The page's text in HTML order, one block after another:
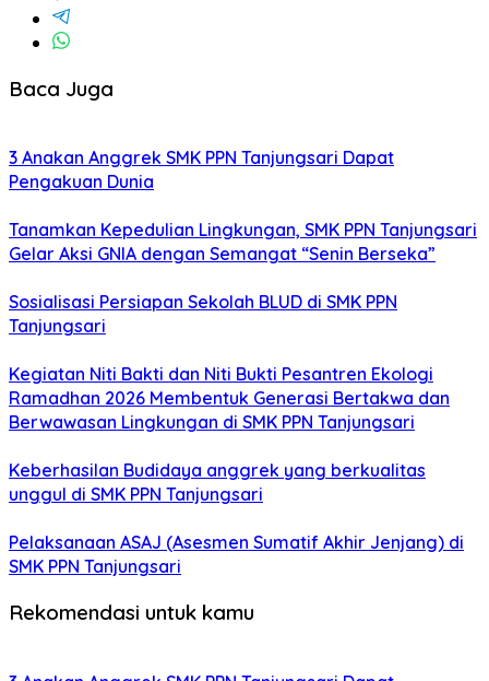
Baca Juga
3 Anakan Anggrek SMK PPN Tanjungsari Dapat
Pengakuan Dunia
Tanamkan Kepedulian Lingkungan, SMK PPN Tanjungsari
Gelar Aksi GNIA dengan Semangat “Senin Berseka”
Sosialisasi Persiapan Sekolah BLUD di SMK PPN
Tanjungsari
Kegiatan Niti Bakti dan Niti Bukti Pesantren Ekologi
Ramadhan 2026 Membentuk Generasi Bertakwa dan
Berwawasan Lingkungan di SMK PPN Tanjungsari
Keberhasilan Budidaya anggrek yang berkualitas
unggul di SMK PPN Tanjungsari
Pelaksanaan ASAJ (Asesmen Sumatif Akhir Jenjang) di
SMK PPN Tanjungsari
Rekomendasi untuk kamu